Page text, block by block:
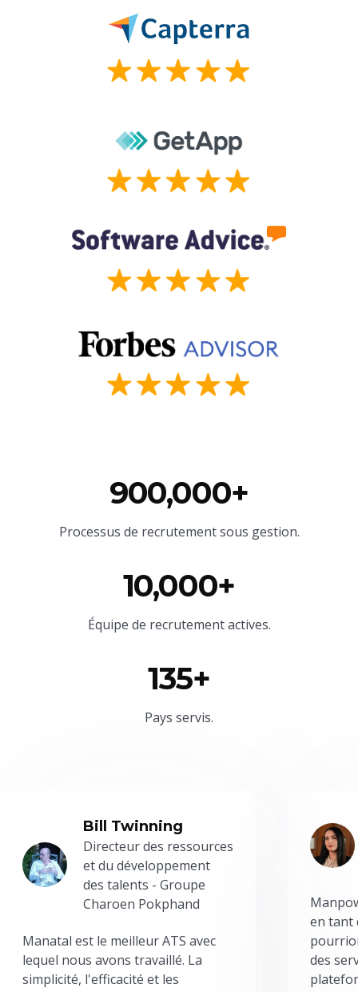
900,000+
Processus de recrutement sous gestion.
10,000+
Équipe de recrutement actives.
135+
Pays servis.
Bill Twinning
Directeur des ressources
et du développement
des talents - Groupe
Charoen Pokphand
Manatal est le meilleur ATS avec
lequel nous avons travaillé. La
simplicité, l'efficacité et les
en tant
des